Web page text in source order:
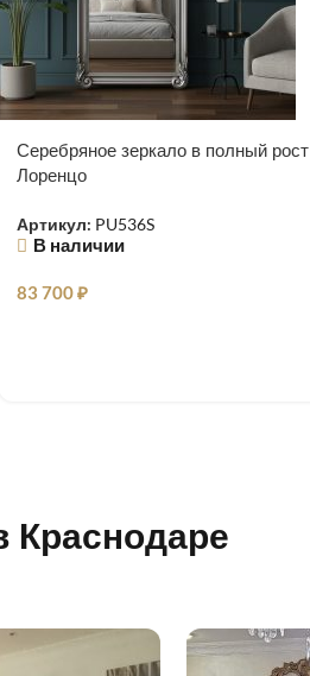
Серебряное зеркало в полный рост
Лоренцо
Артикул: PU536S
В наличии
83 700₽
Краснодаре